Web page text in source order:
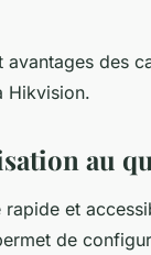
des
Hikvision.
au
et
de